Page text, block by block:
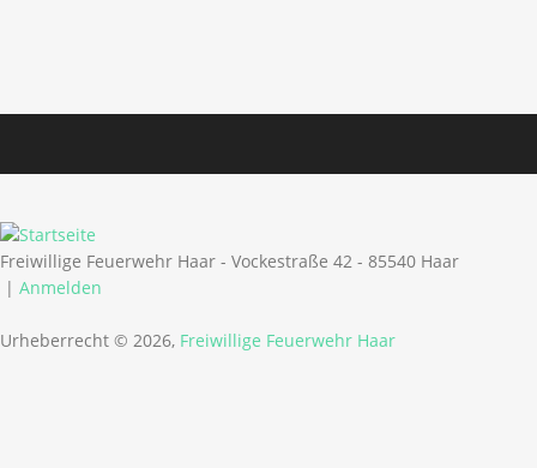
Freiwillige Feuerwehr Haar - Vockestraße 42 - 85540 Haar
| Anmelden
Urheberrecht © 2026, Freiwillige Feuerwehr Haar